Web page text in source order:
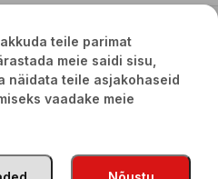
-50%
teile parimat
meie saidi sisu,
näidata teile asjakohaseid
vaadake meie